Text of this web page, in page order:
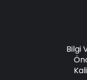
Bilgi